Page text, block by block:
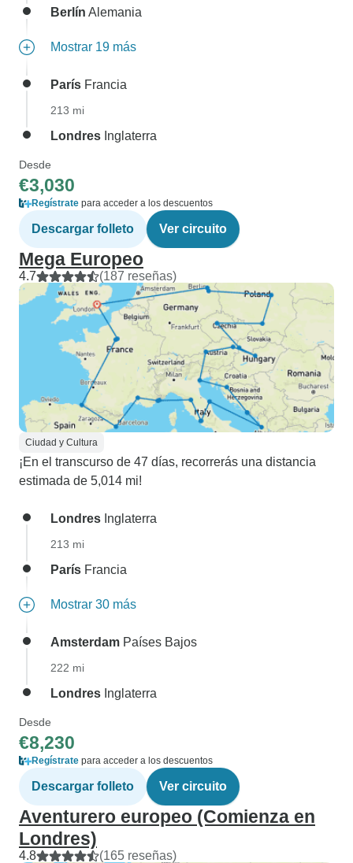
Berlín Alemania
Mostrar 19 más
París Francia
213 mi
Londres Inglaterra
Desde
€3,030
Regístrate para acceder a los descuentos
Descargar folleto Ver circuito
Mega Europeo
4.7 (187 reseñas)
Ciudad y Cultura
¡En el transcurso de 47 días, recorrerás una distancia
estimada de 5,014 mi!
Londres Inglaterra
213 mi
París Francia
Mostrar 30 más
Amsterdam Países Bajos
222 mi
Londres Inglaterra
Desde
€8,230
Regístrate para acceder a los descuentos
Descargar folleto Ver circuito
Aventurero europeo (Comienza en
Londres)
4.8 (165 reseñas)